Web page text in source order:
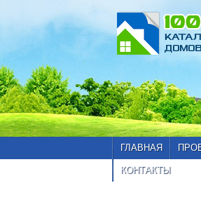
ГЛАВНАЯ
КОНТАКТЫ